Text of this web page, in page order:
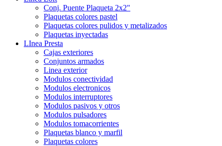
Conj. Puente Plaqueta 2x2"
Plaquetas colores pastel
Plaquetas colores pulidos y metalizados
Plaquetas inyectadas
LInea Presta
Cajas exteriores
Conjuntos armados
Linea exterior
Modulos conectividad
Modulos electronicos
Modulos interruptores
Modulos pasivos y otros
Modulos pulsadores
Modulos tomacorrientes
Plaquetas blanco y marfil
Plaquetas colores